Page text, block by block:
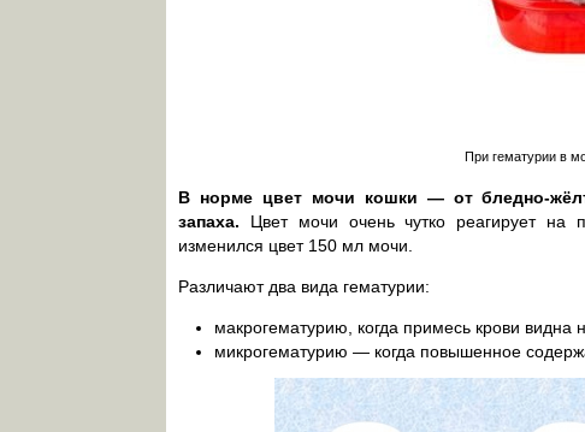
При гематурии в
В норме цвет мочи кошки — от бледно-
запаха. Цвет мочи очень чутко реагирует на
изменился цвет 150 мл мочи.
Различают два вида гематурии:
макрогематурию, когда примесь крови видна
микрогематурию — когда повышенное